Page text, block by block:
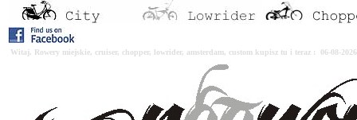
Witaj. Rowery miejskie, cruiser, chopper, lowrider, amsterdam, custom kupisz tu i teraz : 06-08-